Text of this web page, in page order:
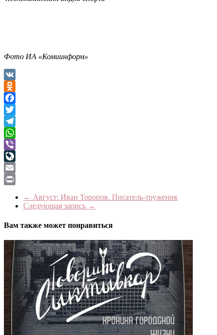
Фото ИА «Комиинформ»
VK
Odnoklassniki
Facebook
Twitter
Telegram
WhatsApp
Viber
LiveJournal
Email
← Август: Иван Торопов. Писатель-труженик
Следующая запись →
Вам также может понравиться